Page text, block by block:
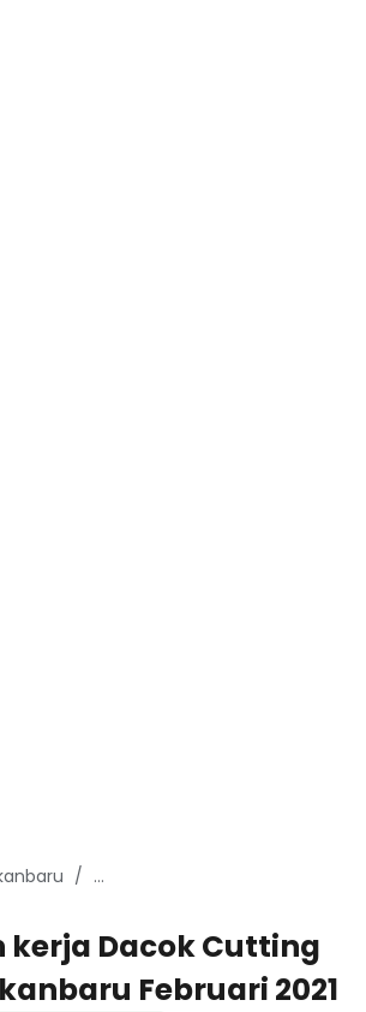
Lowongan kerja Dacok Cutting
kerja Dacok Cutting
Februari 2021